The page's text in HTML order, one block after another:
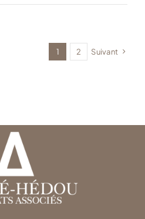
VSL
1 2 Suivant